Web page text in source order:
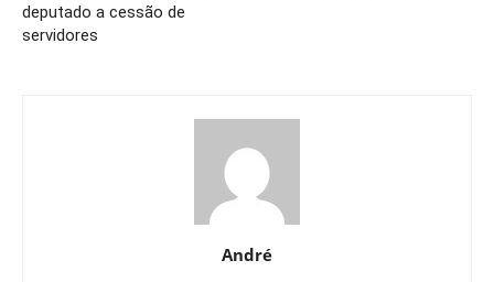
deputado a cessão de
servidores
André